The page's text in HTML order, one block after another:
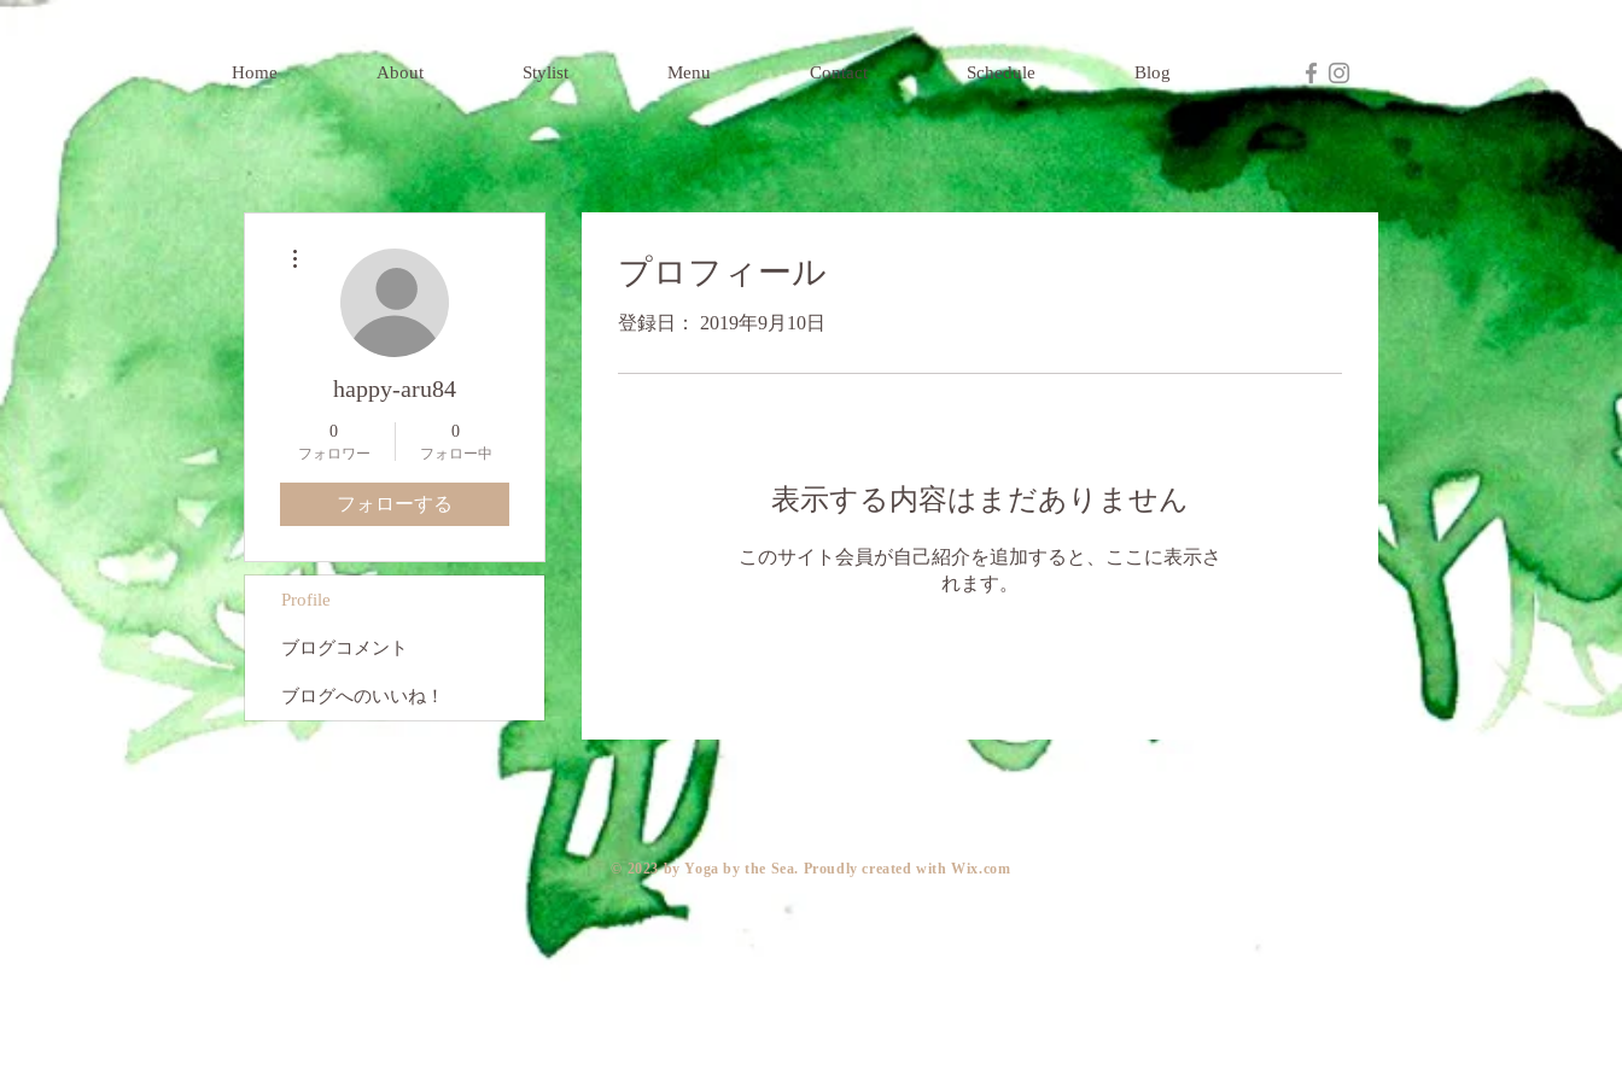
Home About Stylist Menu Contact Schedule Blog
プロフィール
登録日： 2019年9月10日
表示する内容はまだありません
このサイト会員が自己紹介を追加すると、ここに表示さ
れます。
happy-aru84
0
フォロワー
0
フォロー中
フォローする
Profile
ブログコメント
ブログへのいいね！
​© 2023 by Yoga by the Sea. Proudly created withWix.com